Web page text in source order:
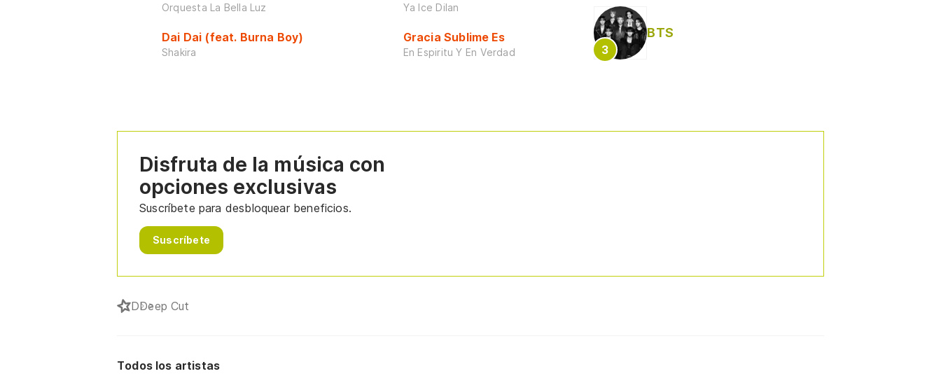
Orquesta La Bella Luz
Dai Dai (feat. Burna Boy)
Shakira
Ya Ice Dilan
Gracia Sublime Es
En Espiritu Y En Verdad
BTS
Disfruta de la música con
opciones exclusivas
Suscríbete para desbloquear beneficios.
Suscríbete
DDeep Cut
Todos los artistas